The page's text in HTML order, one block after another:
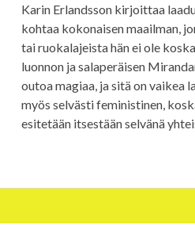
Karin Erlandsson kirjoittaa
kohtaa kokonaisen maailman,
tai ruokalajeista hän ei ole
luonnon ja salaperäisen
outoa magiaa, ja sitä on vaikea
myös selvästi feministinen,
esitetään itsestään selvänä